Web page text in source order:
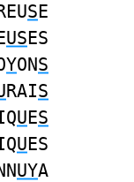
SE
USES
YONS
RAIS
UES
UES
UYA